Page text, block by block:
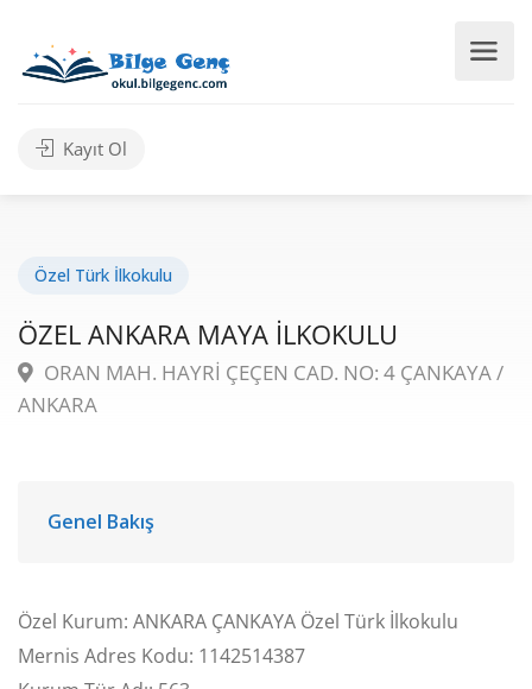
Kayıt Ol
Özel Türk İlkokulu
ÖZEL ANKARA MAYA İLKOKULU
ORAN MAH. HAYRİ ÇEÇEN CAD. NO: 4 ÇANKAYA /
ANKARA
Genel Bakış
Özel Kurum: ANKARA ÇANKAYA Özel Türk İlkokulu
Mernis Adres Kodu: 1142514387